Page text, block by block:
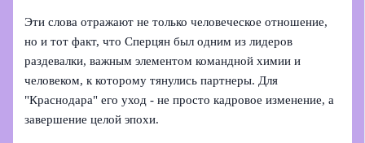
Эти слова отражают не только человеческое отношение,
но и тот факт, что Сперцян был одним из лидеров
раздевалки, важным элементом командной химии и
человеком, к которому тянулись партнеры. Для
"Краснодара" его уход - не просто кадровое изменение, а
завершение целой эпохи.